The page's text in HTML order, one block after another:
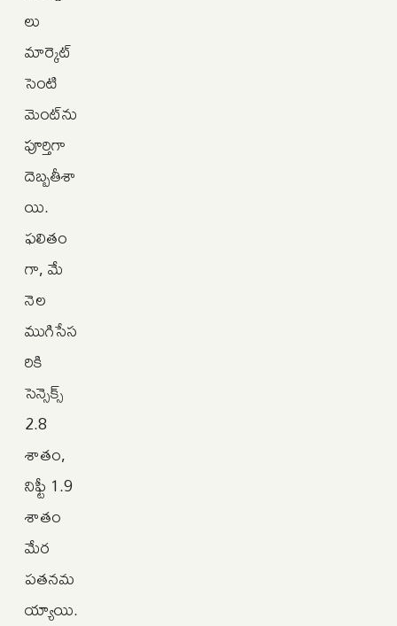
లు
మార్కెట్
సెంటి
మెంట్‌ను
పూర్తిగా
దెబ్బతీశా
యి.
ఫలితం
గా, మే
నెల
ముగిసేస
రికి
సెన్సెక్స్
2.8
శాతం,
నిఫ్టీ 1.9
శాతం
మేర
పతనమ
య్యాయి.